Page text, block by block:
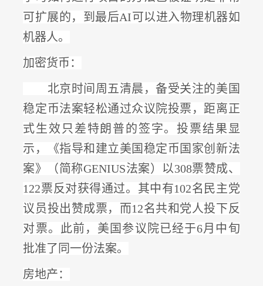
可扩展的，到最后AI可以进入物理机器如
机器人。
加密货币：
北京时间周五清晨，备受关注的美国
稳定币法案轻松通过众议院投票，距离正
式生效只差特朗普的签字。投票结果显
示，《指导和建立美国稳定币国家创新法
案》（简称GENIUS法案）以308票赞成、
122票反对获得通过。其中有102名民主党
议员投出赞成票，而12名共和党人投下反
对票。此前，美国参议院已经于6月中旬
批准了同一份法案。
房地产：